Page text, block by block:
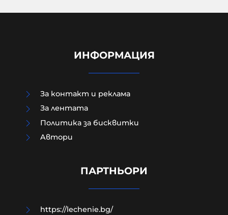
Д-р Веселин Герев: Отглеждат се
периодът между 12 и 16 г.
ИНФОРМАЦИЯ
За контакт и реклама
За лентата
Политика за бисквитки
Aвтори
ПАРТНЬОРИ
https://lechenie.bg/